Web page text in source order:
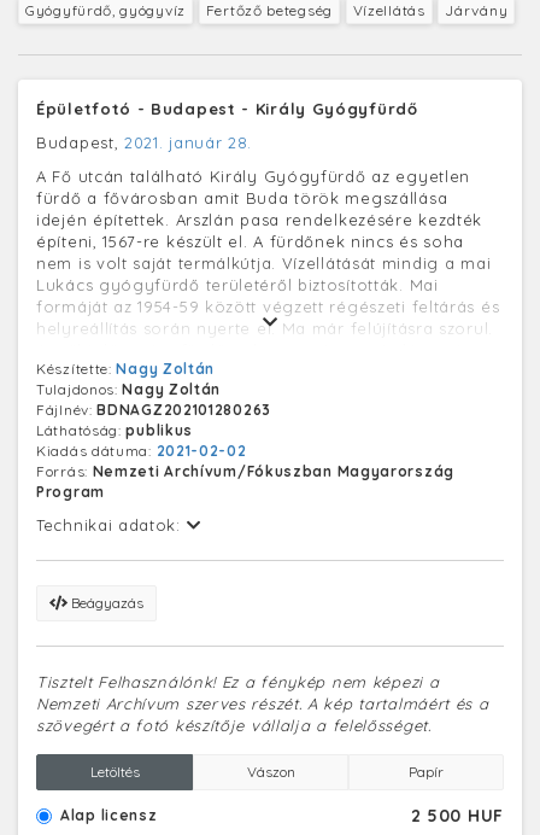
Gyógyfürdő, gyógyvíz Fertőző betegség Vízellátás Járvány
Épületfotó - Budapest - Király Gyógyfürdő
Budapest, 2021. január 28.
A Fő utcán található Király Gyógyfürdő az egyetlen
fürdő a fővárosban amit Buda török megszállása
idején építettek. Arszlán pasa rendelkezésére kezdték
építeni, 1567-re készült el. A fürdőnek nincs és soha
nem is volt saját termálkútja. Vízellátását mindig a mai
Lukács gyógyfürdő területéről biztosították. Mai
formáját az 1954-59 között végzett régészeti feltárás és
helyreállítás során nyerte el. Ma már felújításra szorul.
2020 március 15-én bezárták.
Készítette:Nagy Zoltán
Tulajdonos:Nagy Zoltán
Fájlnév:BDNAGZ202101280263
Láthatóság:publikus
Kiadás dátuma: 2021-02-02
Forrás: Nemzeti Archívum/Fókuszban Magyarország
Program
Technikai adatok:
Beágyazás
Tisztelt Felhasználónk! Ez a fénykép nem képezi a
Nemzeti Archívum szerves részét. A kép tartalmáért és a
szövegért a fotó készítője vállalja a felelősséget.
Letöltés Vászon Papír
Alap licensz 2 500 HUF